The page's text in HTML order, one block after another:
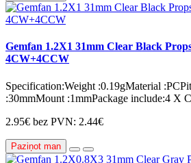
Gemfan 1.2X1 31mm Clear Black
4CW+4CCW
Specification:Weight :0.19gMaterial
:30mmMount :1mmPackage include:4 X
2.95€ bez PVN: 2.44€
Paziņot man